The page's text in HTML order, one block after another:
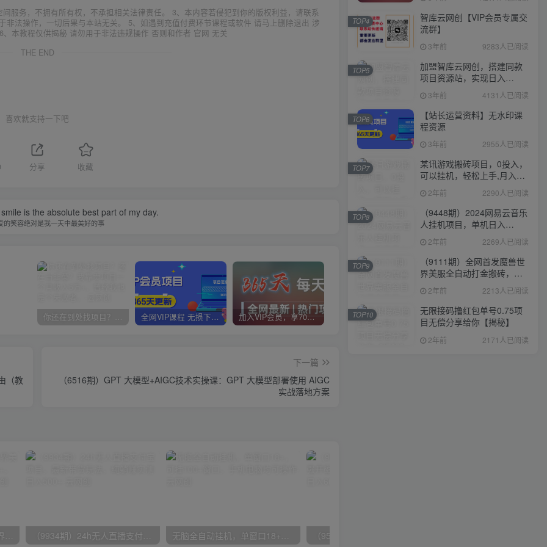
服务，不拥有所有权，不承担相关法律责任。 3、本内容若侵犯到你的版权利益，请联系
法操作，一切后果与本站无关。 5、如遇到充值付费环节课程或软件 请马上删除退出 涉
本教程仅供揭秘 请勿用于非法违规操作 否则和作者 官网 无关
THE END
喜欢就支持一下吧
分享 收藏
is the absolute best part of my day.
的笑容绝对是我一天中最美好的事
你还在到处找项目？还在当韭菜？我靠卖项目一个月收入5万+，曾经我也是个失败者。 全网VIP课程 无损下载~ 加入VIP会员，享70%的推广提成，免费学习多种网上创业课程，菜鸟秒变大神！ 加盟智库云网创，搭建同款项目资源站，实现日入2000+
（教
下一篇
（6516期）GPT 大模型+AIGC技术实操课：GPT 大模型部署使用 AIGC
实战落地方案
（9111期）全网首发魔兽世界美服全自动打金搬砖，日入1000+，简单好操作，保姆级教学 （9934期）24h无人直播支付宝项目，最新带货玩法，纯躺赚实测日入500+ 无脑全自动挂机，单窗口18+，可挂100+窗口，手机电脑均可操作
智库云网创【VIP会员专属交
流群】
3年前 9283人已阅读
TOP4
加盟智库云网创，搭建同款
项目资源站，实现日入
2000+
3年前 4131人已阅读
TOP5
【站长运营资料】无水印课
程资源
3年前 2955人已阅读
TOP6
某讯游戏搬砖项目，0投入，
可以挂机，轻松上手,月入
3000+上不封顶
2年前 2290人已阅读
TOP7
（9448期）2024网易云音乐
人挂机项目，单机日入
150+，无脑月入5000+
2年前 2269人已阅读
TOP8
（9111期）全网首发魔兽世
界美服全自动打金搬砖，日
入1000+，简单好操作，保
姆级教学
2年前 2213人已阅读
TOP9
无限接码撸红包单号0.75项
目无偿分享给你【揭秘】
2年前 2171人已阅读
TOP10